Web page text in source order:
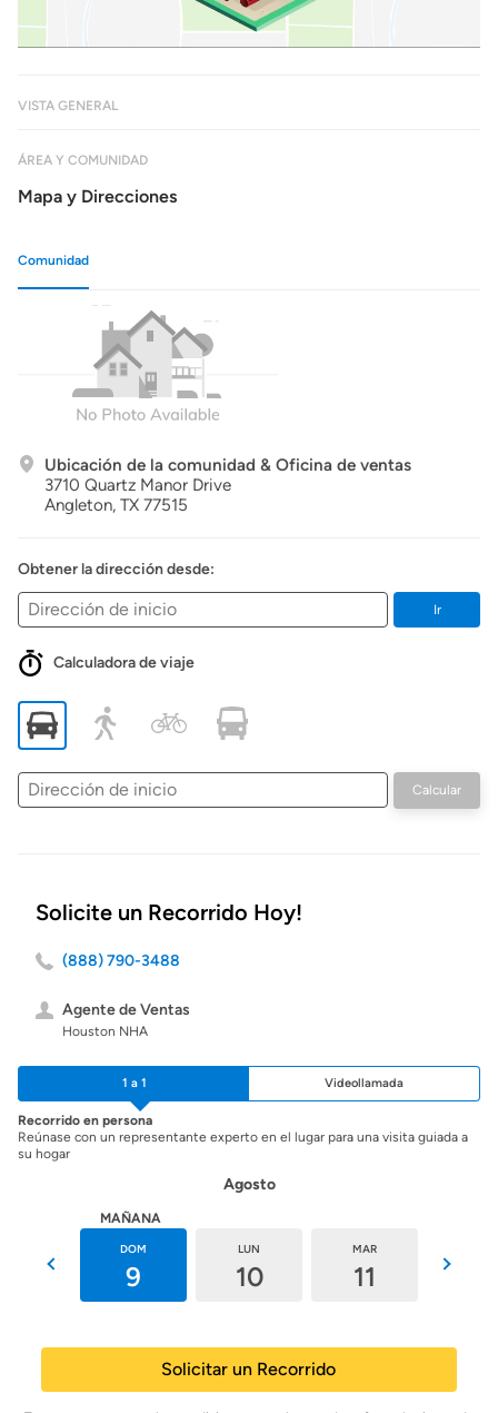
VISTA GENERAL
ÁREA Y COMUNIDAD
Mapa y Direcciones
Comunidad
Ubicación de la comunidad & Oficina de ventas
3710 Quartz Manor Drive
Angleton, TX 77515
Obtener la dirección desde:
Ir
Calculadora de viaje
Dirección
de
Calcular
Solicite un Recorrido Hoy!
(888) 790-3488
Agente de Ventas
Houston NHA
1 a 1 Videollamada
Recorrido en persona
Reúnase con un representante experto en el lugar para una visita guiada a
su hogar
Agosto
MAÑANA
DOM
9
LUN
10
MAR
11
Solicitar un Recorrido